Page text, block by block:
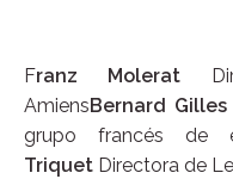
Franz Molerat
AmiensBernard
grupo francés de
Triquet Directora de